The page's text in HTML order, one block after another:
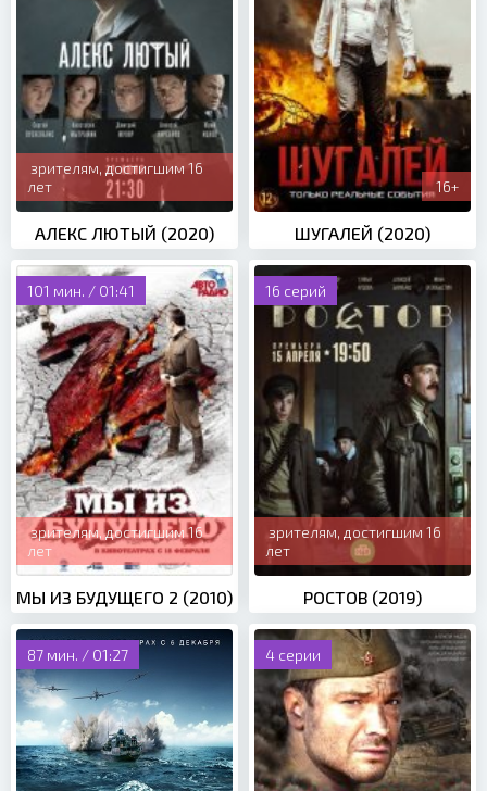
зрителям, достигшим 16
лет
АЛЕКС ЛЮТЫЙ (2020)
16+
ШУГАЛЕЙ (2020)
101 мин. / 01:41
зрителям, достигшим 16
лет
МЫ ИЗ БУДУЩЕГО 2 (2010)
16 серий
зрителям, достигшим 16
лет
РОСТОВ (2019)
87 мин. / 01:27 4 серии